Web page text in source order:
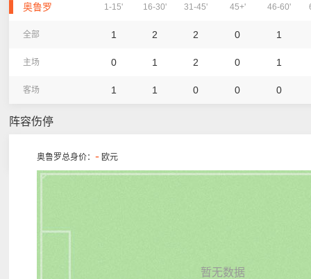
奥鲁罗 1-15' 16-30' 31-45' 45+' 46-60'
全部 1 2 2 0 1
主场 0 1 2 0 1
客场 1 1 0 0 0
阵容伤停
奥鲁罗总身价： - 欧元
暂无数据